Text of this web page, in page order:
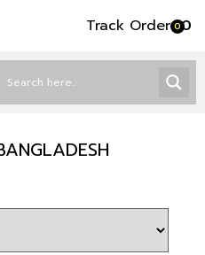
Track Order৳0
0